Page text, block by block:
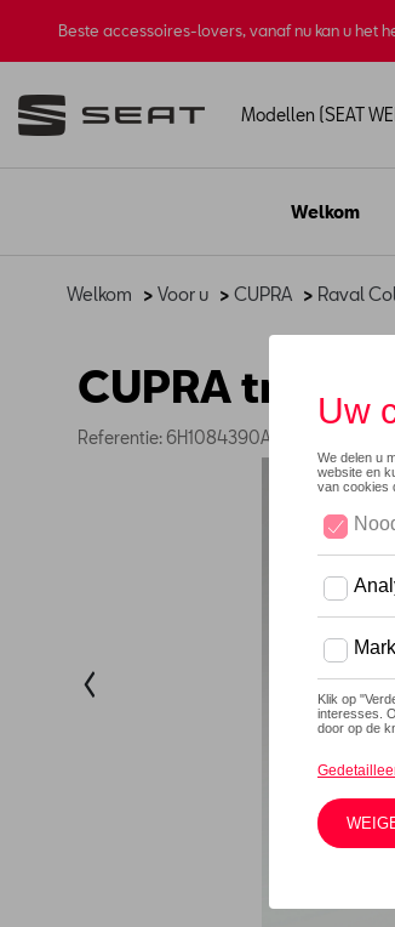
Beste accessoires-lovers, vanaf nu kan u het
Modellen (SEAT
Welkom
Welkom > Voor u > CUPRA > Raval
CUPRA
Referentie: 6H1084390A AAD